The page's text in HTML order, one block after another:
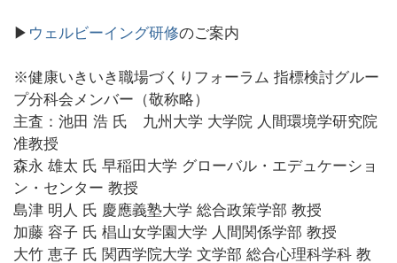
▶ ウェルビーイング研修のご案内
※健康いきいき職場づくりフォーラム 指標検討グルー
プ分科会メンバー（敬称略）
主査：池田 浩 氏 九州大学 大学院 人間環境学研究院
准教授
森永 雄太 氏 早稲田大学 グローバル・エデュケーショ
ン・センター 教授
島津 明人 氏 慶應義塾大学 総合政策学部 教授
加藤 容子 氏 椙山女学園大学 人間関係学部 教授
大竹 恵子 氏 関西学院大学 文学部 総合心理科学科 教